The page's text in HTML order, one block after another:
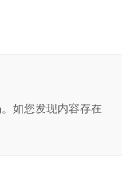
如您发现内容存在